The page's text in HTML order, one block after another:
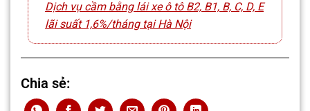
Dịch vụ cầm bằng lái xe ô tô B2, B1, B, C, D, E
lãi suất 1,6%/tháng tại Hà Nội
Chia sẻ: